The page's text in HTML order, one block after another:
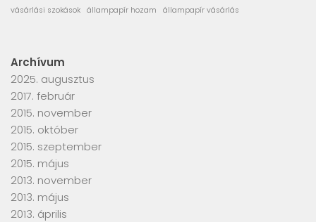
vásárlási szokások állampapír hozam állampapír vásárlás
Archívum
2025. augusztus
2017. február
2015. november
2015. október
2015. szeptember
2015. május
2013. november
2013. május
2013. április